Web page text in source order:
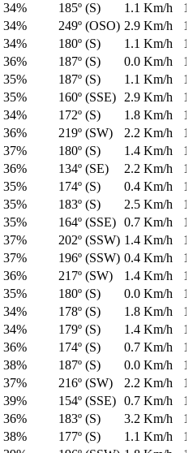
34% 185º (S) 1.1 Km/h
34% 249º (OSO) 2.9 Km/h
34% 180º (S) 1.1 Km/h
36% 187º (S) 0.0 Km/h
35% 187º (S) 1.1 Km/h
35% 160º (SSE) 2.9 Km/h
34% 172º (S) 1.8 Km/h
36% 219º (SW) 2.2 Km/h
37% 180º (S) 1.4 Km/h
36% 134º (SE) 2.2 Km/h
35% 174º (S) 0.4 Km/h
35% 183º (S) 2.5 Km/h
35% 164º (SSE) 0.7 Km/h
37% 202º (SSW) 1.4 Km/h
37% 196º (SSW) 0.4 Km/h
36% 217º (SW) 1.4 Km/h
35% 180º (S) 0.0 Km/h
34% 178º (S) 1.8 Km/h
34% 179º (S) 1.4 Km/h
36% 174º (S) 0.7 Km/h
38% 187º (S) 0.0 Km/h
37% 216º (SW) 2.2 Km/h
39% 154º (SSE) 0.7 Km/h
36% 183º (S) 3.2 Km/h
38% 177º (S) 1.1 Km/h